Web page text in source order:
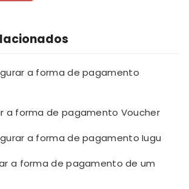
a forma de pagamento
a forma de pagamento Voucher
a forma de pagamento Iugu
a forma de pagamento de um